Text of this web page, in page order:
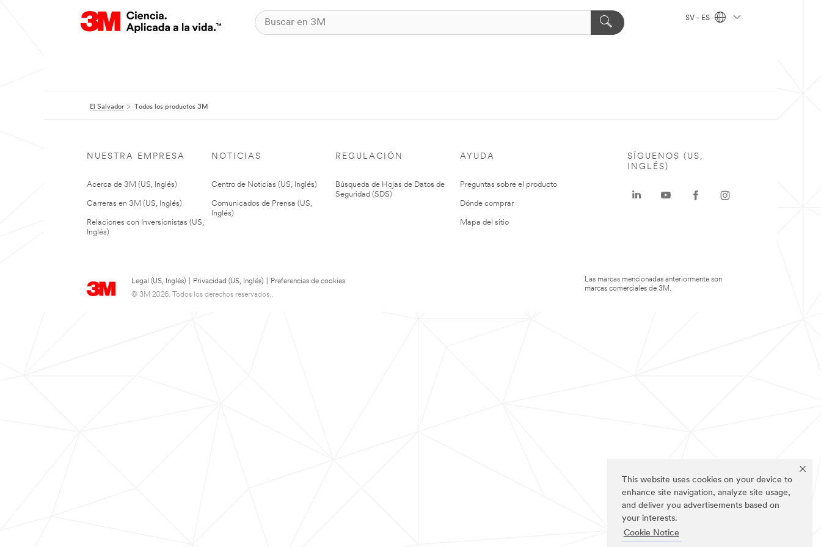
This website uses cookies on your device to
enhance site navigation, analyze site usage,
and deliver you advertisements based on
your interests.
Cookie Notice
SV - ES
El Salvador Todos los productos 3M
NUESTRA EMPRESA
Acerca de 3M (US, Inglés)
Carreras en 3M (US, Inglés)
Relaciones con Inversionistas (US,
Inglés)
NOTICIAS
Centro de Noticias (US, Inglés)
Comunicados de Prensa (US,
Inglés)
REGULACIÓN
Búsqueda de Hojas de Datos de
Seguridad (SDS)
AYUDA
Preguntas sobre el producto
Dónde comprar
Mapa del sitio
Legal (US, Inglés) Privacidad (US, Inglés)
Preferencias de cookies
© 3M 2026. Todos los derechos reservados..
SÍGUENOS (US,
INGLÉS)
Las marcas mencionadas anteriormente son
marcas comerciales de 3M.